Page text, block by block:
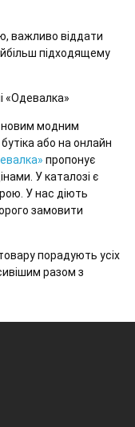
важливо віддати
підходящему
«Одевалка»
новим модним
або на онлайн
пропонує
У каталозі є
У нас діють
замовити
порадують усіх
разом з